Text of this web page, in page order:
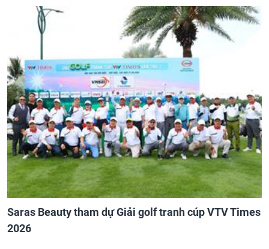
Saras Beauty tham dự Giải golf tranh cúp VTV Times
2026